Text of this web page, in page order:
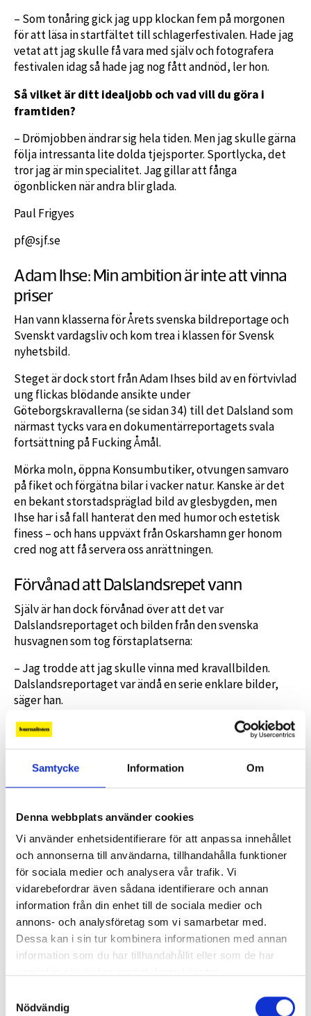
Samtycke Information Om
Denna webbplats använder cookies
Vi använder enhetsidentifierare för att anpassa innehållet
och annonserna till användarna, tillhandahålla funktioner
för sociala medier och analysera vår trafik. Vi
vidarebefordrar även sådana identifierare och annan
information från din enhet till de sociala medier och
annons- och analysföretag som vi samarbetar med.
Dessa kan i sin tur kombinera informationen med annan
information som du har tillhandahållit eller som de har
Nödvändig
– Som tonåring gick jag upp klockan fem på morgonen
för att läsa in startfältet till schlagerfestivalen. Hade jag
vetat att jag skulle få vara med själv och fotografera
festivalen idag så hade jag nog fått andnöd, ler hon.
Så vilket är ditt idealjobb och vad vill du göra i
framtiden?
– Drömjobben ändrar sig hela tiden. Men jag skulle gärna
följa intressanta lite dolda tjejsporter. Sportlycka, det
tror jag är min specialitet. Jag gillar att fånga
ögonblicken när andra blir glada.
Paul Frigyes
pf@sjf.se
Adam Ihse: Min ambition är inte att vinna
priser
Han vann klasserna för Årets svenska bildreportage och
Svenskt vardagsliv och kom trea i klassen för Svensk
nyhetsbild.
Steget är dock stort från Adam Ihses bild av en förtvivlad
ung flickas blödande ansikte under
Göteborgskravallerna (se sidan 34) till det Dalsland som
närmast tycks vara en dokumentärreportagets svala
fortsättning på Fucking Åmål.
Mörka moln, öppna Konsumbutiker, otvungen samvaro
på fiket och förgätna bilar i vacker natur. Kanske är det
en bekant storstadspräglad bild av glesbygden, men
Ihse har i så fall hanterat den med humor och estetisk
finess – och hans uppväxt från Oskarshamn ger honom
cred nog att få servera oss anrättningen.
Förvånad att Dalslandsrepet vann
Själv är han dock förvånad över att det var
Dalslandsreportaget och bilden från den svenska
husvagnen som tog förstaplatserna:
– Jag trodde att jag skulle vinna med kravallbilden.
Dalslandsreportaget var ändå en serie enklare bilder,
säger han.
Trots att både bilden från kravallerna och Dalsland bär
– Nej, politisk fotografi har jag svårt för, och kan inte ens
rädda världen. Att vara öppen, ärlig, kanske humoristisk
och förhoppningsvis inte alltför fördomsfull, det får
räcka.
Adam Ihse är 33 år, gift och veckopendlar mellan
Göteborg och Stockholm där hans fru bor. Han är
anställd på Kamerareportage som levererar bilder till
Göteborgs-Posten, där Dalslands-reportaget också
publicerades.
Reportaget tog sex arbetsdagar
Det tog sex arbetsdagar att göra reportaget.